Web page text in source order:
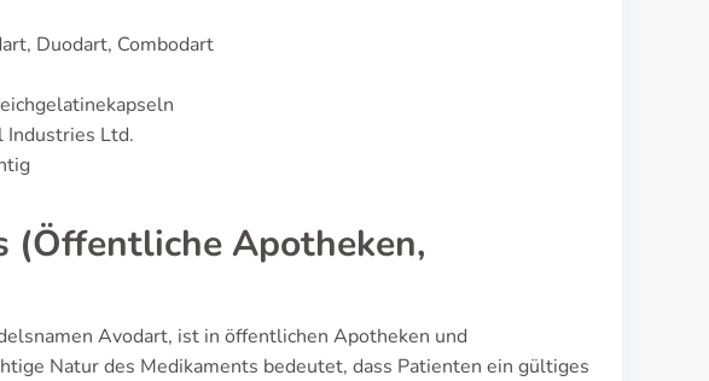
Duodart, Combodart
Industries Ltd.
(Öffentliche Apotheken,
Avodart, ist in öffentlichen Apotheken und
Natur des Medikaments bedeutet, dass Patienten ein gültiges